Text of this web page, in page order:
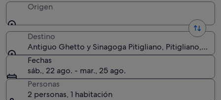
Origen
Destino
Antiguo Ghetto y Sinagoga Pitigliano, Pitigliano,
Fechas
sáb., 22 ago. - mar., 25 ago.
Personas
2 personas, 1 habitación